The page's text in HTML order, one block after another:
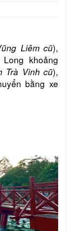
Liêm cũ),
khoảng
Trà Vinh cũ),
bằng xe